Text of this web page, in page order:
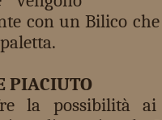
con un Bilico
PIACIUTO
la possibilità